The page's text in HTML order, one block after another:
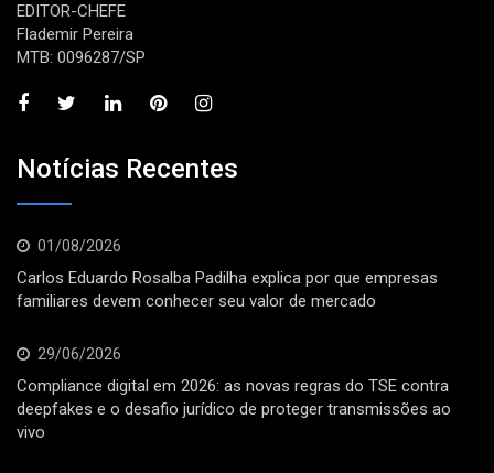
EDITOR-CHEFE
Flademir Pereira
MTB: 0096287/SP
Notícias Recentes
01/08/2026
Carlos Eduardo Rosalba Padilha explica por que empresas
familiares devem conhecer seu valor de mercado
29/06/2026
Compliance digital em 2026: as novas regras do TSE contra
deepfakes e o desafio jurídico de proteger transmissões ao
vivo